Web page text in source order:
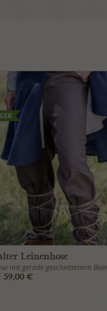
Leinenhose
mit gerade geschnittenem Bein
59,00 €